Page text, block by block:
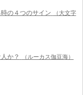
の４つのサイン
（大文字
か？ （ルーカス伽豆海）